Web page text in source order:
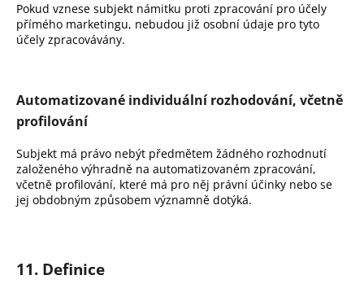
Pokud vznese subjekt námitku proti zpracování pro účely
přímého marketingu, nebudou již osobní údaje pro tyto
účely zpracovávány.
Automatizované individuální rozhodování, včetně
profilování
Subjekt má právo nebýt předmětem žádného rozhodnutí
založeného výhradně na automatizovaném zpracování,
včetně profilování, které má pro něj právní účinky nebo se
jej obdobným způsobem významně dotýká.
11. Definice